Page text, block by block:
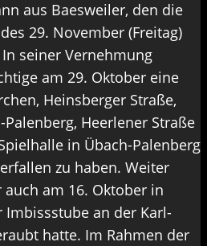
aus Baesweiler, den die
29. November (Freitag)
seiner Vernehmung
am 29. Oktober eine
Heinsberger Straße,
Heerlener Straße
in Übach-Palenberg
zu haben. Weiter
am 16. Oktober in
an der Karl-
hatte. Im Rahmen der